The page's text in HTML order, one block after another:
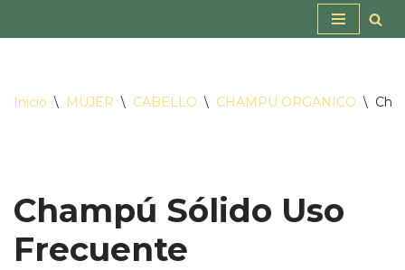
contenido
Inicio \ MUJER \ CABELLO \ CHAMPU ORGANICO \
Champú Sólido Uso
Frecuente